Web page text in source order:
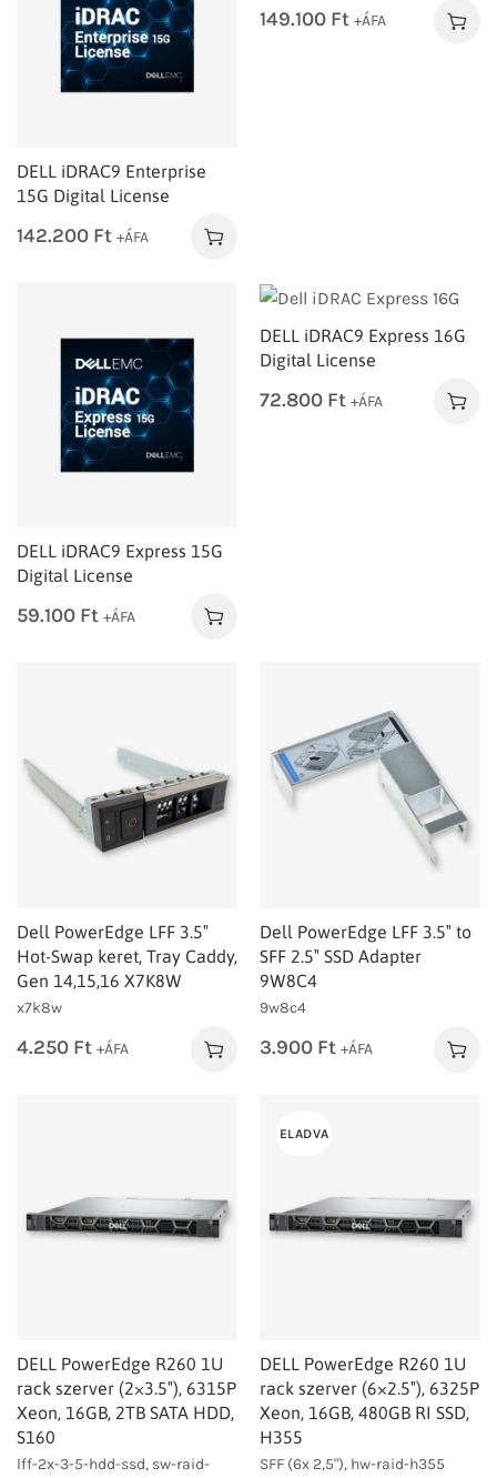
DELL iDRAC9 Enterprise
15G Digital License
142.200 Ft +ÁFA
149.100 Ft +ÁFA
DELL iDRAC9 Express 15G
Digital License
59.100 Ft +ÁFA
DELL iDRAC9 Express 16G
Digital License
72.800 Ft +ÁFA
Dell PowerEdge LFF 3.5″
Hot-Swap keret, Tray Caddy,
Gen 14,15,16 X7K8W
x7k8w
4.250 Ft +ÁFA
Dell PowerEdge LFF 3.5″ to
SFF 2.5″ SSD Adapter
9W8C4
9w8c4
3.900 Ft +ÁFA
DELL PowerEdge R260 1U
rack szerver (2×3.5″), 6315P
Xeon, 16GB, 2TB SATA HDD,
S160
lff-2x-3-5-hdd-ssd, sw-raid-
ELADVA
DELL PowerEdge R260 1U
rack szerver (6×2.5″), 6325P
Xeon, 16GB, 480GB RI SSD,
H355
SFF (6x 2,5"), hw-raid-h355